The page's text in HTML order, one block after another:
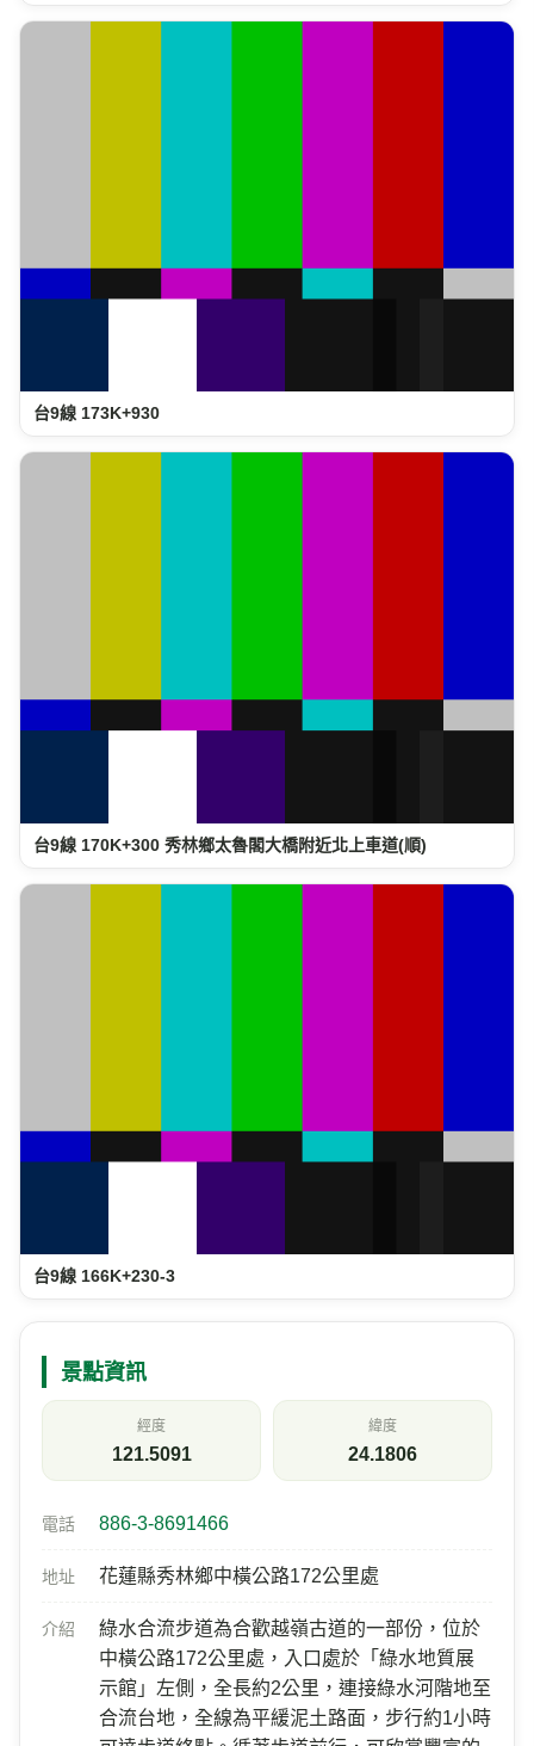
台9線 173K+930
台9線 170K+300 秀林鄉太魯閣大橋附近北上車道(順)
台9線 166K+230-3
景點資訊
經度
121.5091
緯度
24.1806
電話 886-3-8691466
地址 花蓮縣秀林鄉中橫公路172公里處
介紹
綠水合流步道為合歡越嶺古道的一部份，位於
中橫公路172公里處，入口處於「綠水地質展
示館」左側，全長約2公里，連接綠水河階地至
合流台地，全線為平緩泥土路面，步行約1小時